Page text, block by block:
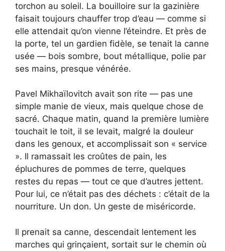
torchon au soleil. La bouilloire sur la gazinière
faisait toujours chauffer trop d’eau — comme si
elle attendait qu’on vienne l’éteindre. Et près de
la porte, tel un gardien fidèle, se tenait la canne
usée — bois sombre, bout métallique, polie par
ses mains, presque vénérée.
Pavel Mikhaïlovitch avait son rite — pas une
simple manie de vieux, mais quelque chose de
sacré. Chaque matin, quand la première lumière
touchait le toit, il se levait, malgré la douleur
dans les genoux, et accomplissait son « service
». Il ramassait les croûtes de pain, les
épluchures de pommes de terre, quelques
restes du repas — tout ce que d’autres jettent.
Pour lui, ce n’était pas des déchets : c’était de la
nourriture. Un don. Un geste de miséricorde.
Il prenait sa canne, descendait lentement les
marches qui grinçaient, sortait sur le chemin où